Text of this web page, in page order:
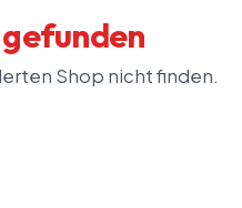
Shop nicht finden.